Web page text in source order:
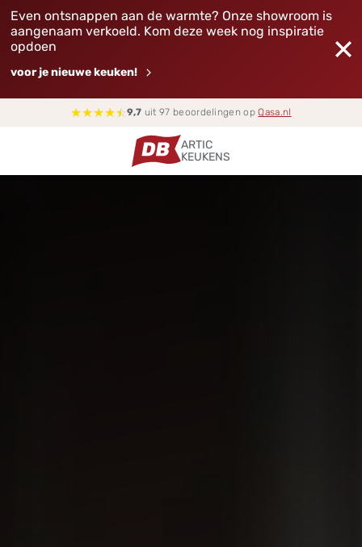
Even ontsnappen aan de warmte? Onze showroom is
aangenaam verkoeld. Kom deze week nog inspiratie
opdoen
voor je nieuwe keuken!
★★★★☆9,7 uit 97 beoordelingen opQasa.nl
ARTIC
KEUKENS